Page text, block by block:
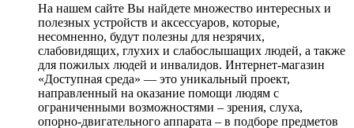
На нашем сайте Вы найдете множество интересных и
полезных устройств и аксессуаров, которые,
несомненно, будут полезны для незрячих,
слабовидящих, глухих и слабослышащих людей, а также
для пожилых людей и инвалидов. Интернет-магазин
«Доступная среда» — это уникальный проект,
направленный на оказание помощи людям с
ограниченными возможностями – зрения, слуха,
опорно-двигательного аппарата – в подборе предметов